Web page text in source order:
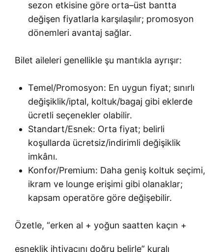
sezon etkisine göre orta–üst bantta
değişen fiyatlarla karşılaşılır; promosyon
dönemleri avantaj sağlar.
Bilet aileleri genellikle şu mantıkla ayrışır:
Temel/Promosyon: En uygun fiyat; sınırlı
değişiklik/iptal, koltuk/bagaj gibi eklerde
ücretli seçenekler olabilir.
Standart/Esnek: Orta fiyat; belirli
koşullarda ücretsiz/indirimli değişiklik
imkânı.
Konfor/Premium: Daha geniş koltuk seçimi,
ikram ve lounge erişimi gibi olanaklar;
kapsam operatöre göre değişebilir.
Özetle, “erken al + yoğun saatten kaçın +
esneklik ihtiyacını doğru belirle” kuralı